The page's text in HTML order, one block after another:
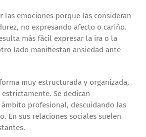
emociones porque las consideran
no expresando afecto o cariño.
más fácil expresar la ira o la
lado manifiestan ansiedad ante
muy estructurada y organizada,
Se dedican
profesional, descuidando las
En sus relaciones sociales suelen